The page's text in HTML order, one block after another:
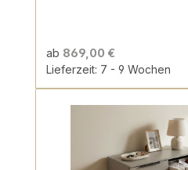
ab 869,00 €
Lieferzeit: 7 - 9 Wochen